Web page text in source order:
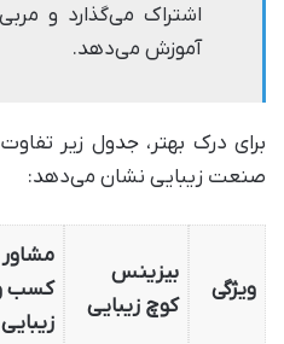
اشتراک می‌گذارد و
آموزش می‌دهد.
برای درک بهتر، جدول زیر
صنعت زیبایی نشان می‌دهد:
ویژگی
بیزینس
کوچ زیبایی
مشاور
کسب
زیبایی